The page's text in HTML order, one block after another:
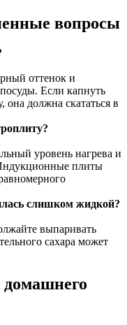
вопросы
оттенок и
Если капнуть
должна скататься в
уровень нагрева и
плиты
слишком жидкой?
выпаривать
сахара может